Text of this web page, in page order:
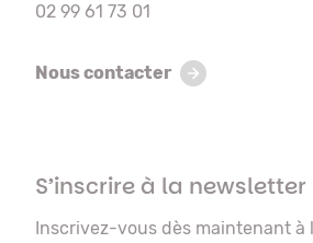
02 99 61 73 01
Nous contacter
S’inscrire à la newsletter
Inscrivez-vous dès maintenant à